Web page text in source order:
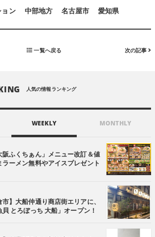
ョン 中部地方 名古屋市 愛知県
一覧へ戻る 次の記事
人気の情報ランキング
WEEKLY MONTHLY
阪ふくちぁん」メニュー改訂＆値
ラーメン無料やアイスプレゼント
市】大船仲通り商店街エリアに、
とろぼっち 大船」オープン！